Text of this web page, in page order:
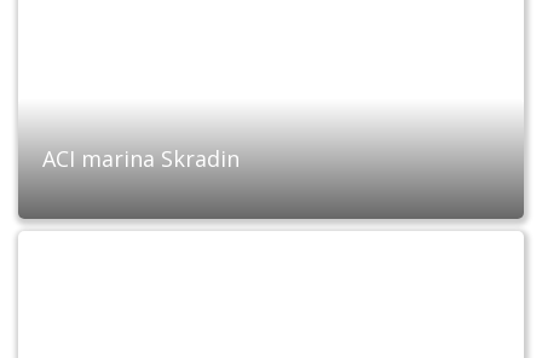
ACI marina Skradin